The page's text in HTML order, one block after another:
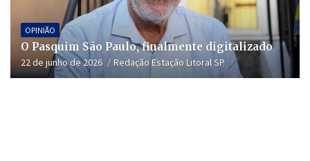
OPINIÃO
O Pasquim São Paulo, finalmente digitalizado
22 de junho de 2026 Redação Estação Litoral SP